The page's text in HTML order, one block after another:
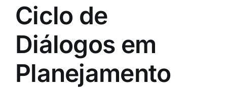
Ciclo de
Diálogos em
Planejamento